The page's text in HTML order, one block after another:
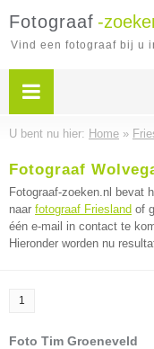
Fotograaf -
Vind een fotograaf bij u
U bent nu hier: Home »
Fotograaf
Fotograaf-zoeken.nl bevat
naar fotograaf Friesland of
één e-mail in contact te
Hieronder worden nu
1
Foto Tim Groeneveld